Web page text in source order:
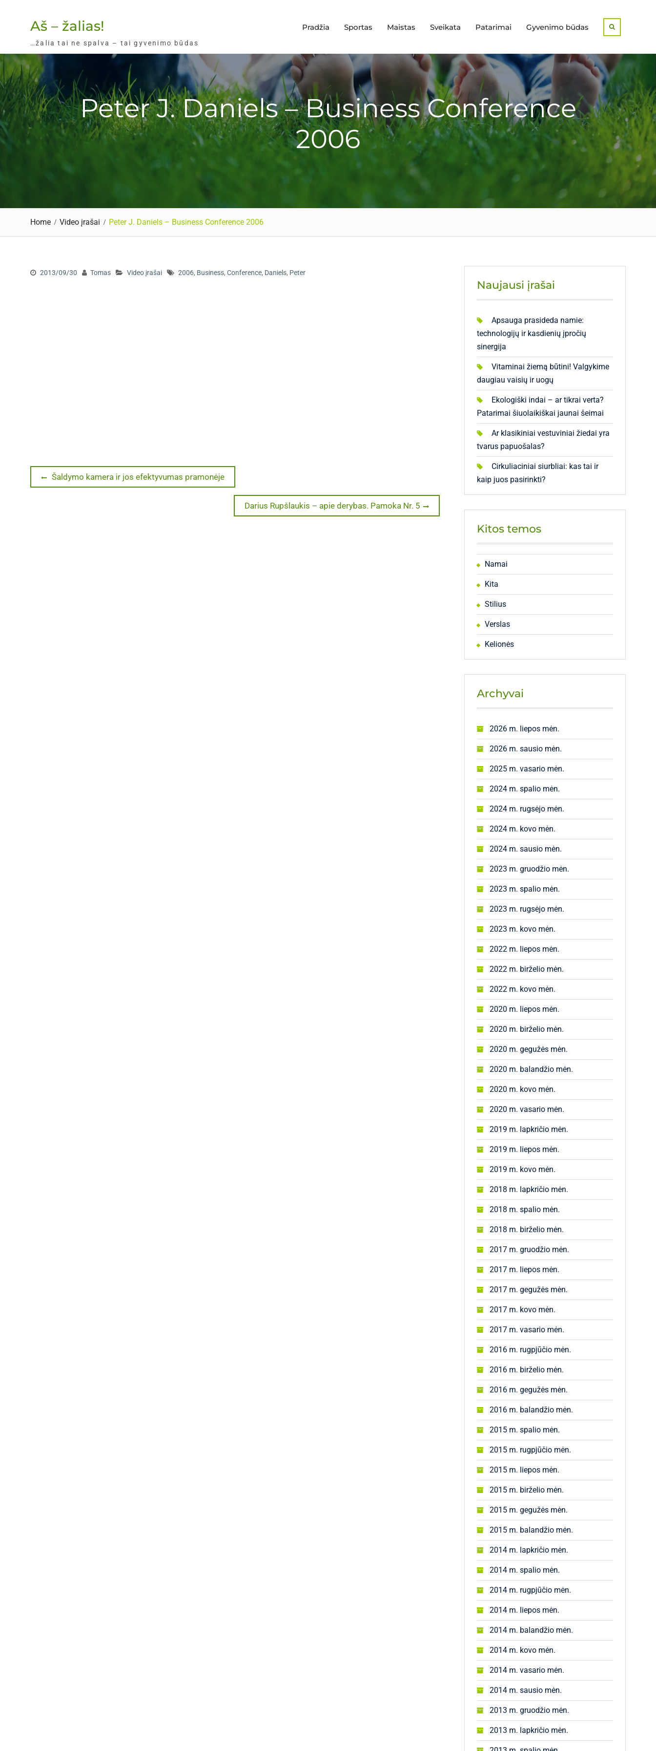
Aš – žalias!
…žalia tai ne spalva – tai gyvenimo būdas
Pradžia Sportas Maistas Sveikata Patarimai Gyvenimo būdas
Peter J. Daniels – Business Conference
2006
Home Video įrašai Peter J. Daniels – Business Conference 2006
2013/09/30 Tomas Video įrašai 2006, Business, Conference, Daniels, Peter
Navigacija
Previous
post:
Šaldymo kamera ir jos efektyvumas pramonėje
Next
post:
Darius Rupšlaukis – apie derybas. Pamoka Nr. 5
Naujausi įrašai
Apsauga prasideda namie:
technologijų ir kasdienių įpročių
sinergija
Vitaminai žiemą būtini! Valgykime
daugiau vaisių ir uogų
Ekologiški indai – ar tikrai verta?
Patarimai šiuolaikiškai jaunai šeimai
Ar klasikiniai vestuviniai žiedai yra
tvarus papuošalas?
Cirkuliaciniai siurbliai: kas tai ir
kaip juos pasirinkti?
Kitos temos
Namai
Kita
Stilius
Verslas
Kelionės
Archyvai
2026 m. liepos mėn.
2026 m. sausio mėn.
2025 m. vasario mėn.
2024 m. spalio mėn.
2024 m. rugsėjo mėn.
2024 m. kovo mėn.
2024 m. sausio mėn.
2023 m. gruodžio mėn.
2023 m. spalio mėn.
2023 m. rugsėjo mėn.
2023 m. kovo mėn.
2022 m. liepos mėn.
2022 m. birželio mėn.
2022 m. kovo mėn.
2020 m. liepos mėn.
2020 m. birželio mėn.
2020 m. gegužės mėn.
2020 m. balandžio mėn.
2020 m. kovo mėn.
2020 m. vasario mėn.
2019 m. lapkričio mėn.
2019 m. liepos mėn.
2019 m. kovo mėn.
2018 m. lapkričio mėn.
2018 m. spalio mėn.
2018 m. birželio mėn.
2017 m. gruodžio mėn.
2017 m. liepos mėn.
2017 m. gegužės mėn.
2017 m. kovo mėn.
2017 m. vasario mėn.
2016 m. rugpjūčio mėn.
2016 m. birželio mėn.
2016 m. gegužės mėn.
2016 m. balandžio mėn.
2015 m. spalio mėn.
2015 m. rugpjūčio mėn.
2015 m. liepos mėn.
2015 m. birželio mėn.
2015 m. gegužės mėn.
2015 m. balandžio mėn.
2014 m. lapkričio mėn.
2014 m. spalio mėn.
2014 m. rugpjūčio mėn.
2014 m. liepos mėn.
2014 m. balandžio mėn.
2014 m. kovo mėn.
2014 m. vasario mėn.
2014 m. sausio mėn.
2013 m. gruodžio mėn.
2013 m. lapkričio mėn.